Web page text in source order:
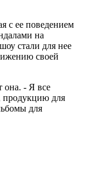
с ее поведением
на
стали для нее
своей
она. - Я все
продукцию для
для